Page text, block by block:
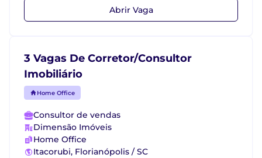
Abrir Vaga
3 Vagas De Corretor/Consultor
Imobiliário
Home Office
Consultor de vendas
Dimensão Imóveis
Home Office
Itacorubi, Florianópolis / SC